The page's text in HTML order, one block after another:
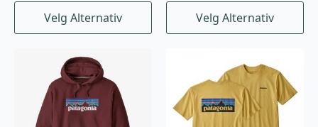
Velg Alternativ
Dette
produktet
varianter.
Alternativene
velges
Velg Alternativ
Dette
produktet
Alternativene
kan
velges